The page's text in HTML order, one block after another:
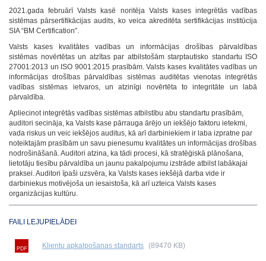
2021.gada februārī Valsts kasē noritēja Valsts kases integrētās vadības
sistēmas pārsertifikācijas audits, ko veica akreditēta sertifikācijas institūcija
SIA “BM Certification”.
Valsts kases kvalitātes vadības un informācijas drošības pārvaldības
sistēmas novērtētas un atzītas par atbilstošām starptautisko standartu ISO
27001:2013 un ISO 9001:2015 prasībām. Valsts kases kvalitātes vadības un
informācijas drošības pārvaldības sistēmas auditētas vienotas integrētās
vadības sistēmas ietvaros, un atzinīgi novērtēta to integritāte un labā
pārvaldība.
Apliecinot integrētās vadības sistēmas atbilstību abu standartu prasībām,
auditori secināja, ka Valsts kase pārrauga ārējo un iekšējo faktoru ietekmi,
vada riskus un veic iekšējos auditus, kā arī darbiniekiem ir laba izpratne par
noteiktajām prasībām un savu pienesumu kvalitātes un informācijas drošības
nodrošināšanā. Auditori atzina, ka tādi procesi, kā stratēģiskā plānošana,
lietotāju tiesību pārvaldība un jaunu pakalpojumu izstrāde atbilst labākajai
praksei. Auditori īpaši uzsvēra, ka Valsts kases iekšējā darba vide ir
darbiniekus motivējoša un iesaistoša, kā arī uzteica Valsts kases
organizācijas kultūru.
FAILI LEJUPIELĀDEI
Klientu apkalpošanas standarts (89470 KB)